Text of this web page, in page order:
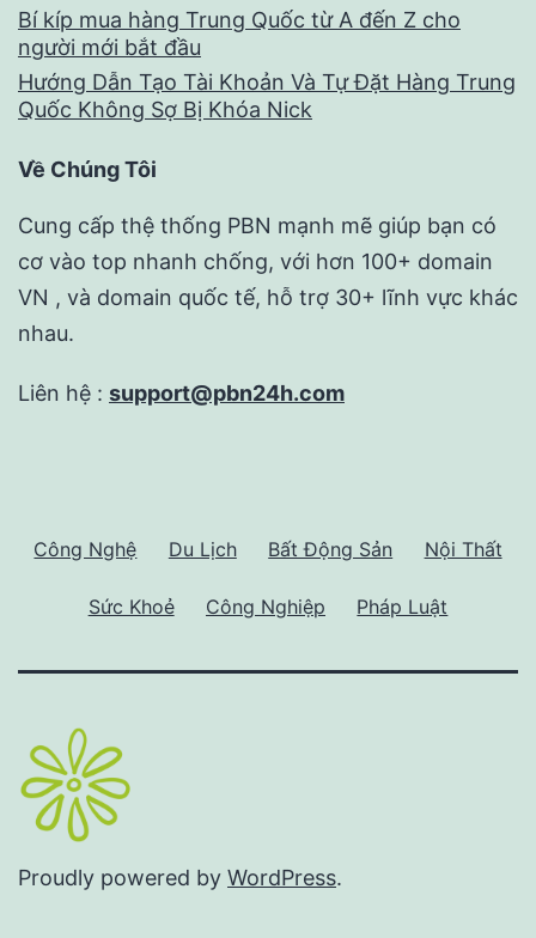
Bí kíp mua hàng Trung Quốc từ A đến Z cho
người mới bắt đầu
Hướng Dẫn Tạo Tài Khoản Và Tự Đặt Hàng Trung
Quốc Không Sợ Bị Khóa Nick
Về Chúng Tôi
Cung cấp thệ thống PBN mạnh mẽ giúp bạn có
cơ vào top nhanh chống, với hơn 100+ domain
VN , và domain quốc tế, hỗ trợ 30+ lĩnh vực khác
nhau.
Liên hệ : support@pbn24h.com
Công Nghệ Du Lịch Bất Động Sản Nội Thất
Sức Khoẻ Công Nghiệp Pháp Luật
Proudly powered by WordPress.